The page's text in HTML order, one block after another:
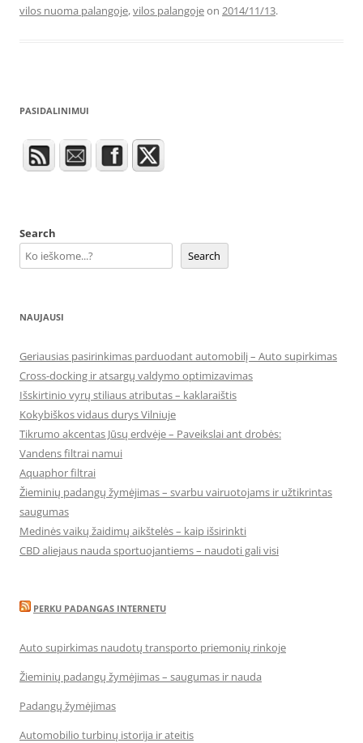
vilos nuoma palangoje,vilos palangojeon 2014/11/13.
PASIDALINIMUI
Search
Search
NAUJAUSI
Geriausias pasirinkimas parduodant automobilį – Auto supirkimas
Cross-docking ir atsargų valdymo optimizavimas
Išskirtinio vyrų stiliaus atributas – kaklaraištis
Kokybiškos vidaus durys Vilniuje
Tikrumo akcentas Jūsų erdvėje – Paveikslai ant drobės:
Vandens filtrai namui
Aquaphor filtrai
Žieminių padangų žymėjimas – svarbu vairuotojams ir užtikrintas
saugumas
Medinės vaikų žaidimų aikštelės – kaip išsirinkti
CBD aliejaus nauda sportuojantiems – naudoti gali visi
PERKU PADANGAS INTERNETU
Auto supirkimas naudotų transporto priemonių rinkoje
Žieminių padangų žymėjimas – saugumas ir nauda
Padangų žymėjimas
Automobilio turbinų istorija ir ateitis